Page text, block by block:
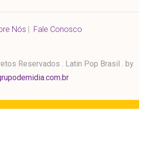
Nós | Fale Conosco
Reservados . Latin Pop Brasil . by